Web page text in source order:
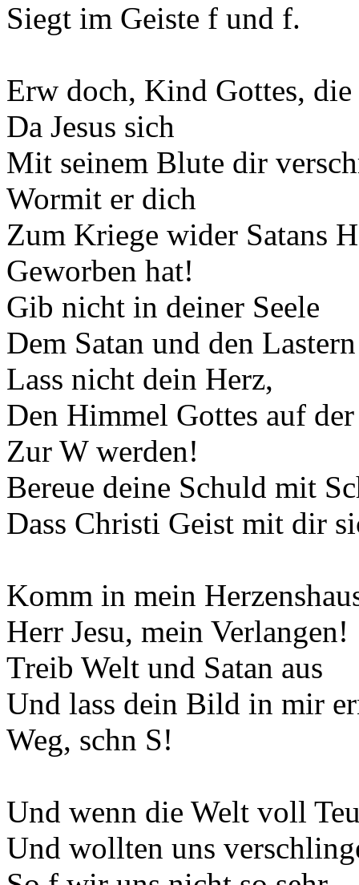
Siegt im Geiste f und f.
Erw doch, Kind Gottes, die
Da Jesus sich
Mit seinem Blute dir
Wormit er dich
Zum Kriege wider Satans
Geworben hat!
Gib nicht in deiner Seele
Dem Satan und den
Lass nicht dein Herz,
Den Himmel Gottes auf
Zur W werden!
Bereue deine Schuld mit
Dass Christi Geist mit dir
Komm in mein
Herr Jesu, mein Verlangen!
Treib Welt und Satan aus
Und lass dein Bild in mir
Weg, schn S!
Und wenn die Welt voll
Und wollten uns